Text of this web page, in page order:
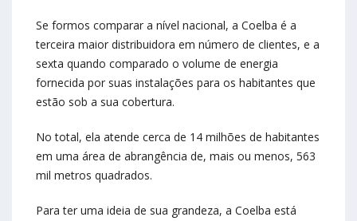
Se formos comparar a nível nacional, a Coelba é a
terceira maior distribuidora em número de clientes, e a
sexta quando comparado o volume de energia
fornecida por suas instalações para os habitantes que
estão sob a sua cobertura.
No total, ela atende cerca de 14 milhões de habitantes
em uma área de abrangência de, mais ou menos, 563
mil metros quadrados.
Para ter uma ideia de sua grandeza, a Coelba está